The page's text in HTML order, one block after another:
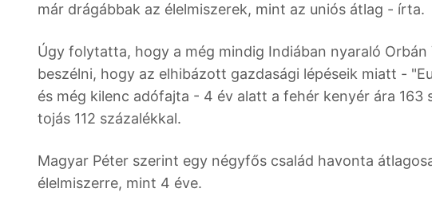
már drágábbak az élelmiszerek, mint az uniós átlag - írta.
Úgy folytatta, hogy a még mindig Indiában nyaraló
beszélni, hogy az elhibázott gazdasági lépéseik miatt -
és még kilenc adófajta - 4 év alatt a fehér kenyér ára 163
tojás 112 százalékkal.
Magyar Péter szerint egy négyfős család havonta
élelmiszerre, mint 4 éve.